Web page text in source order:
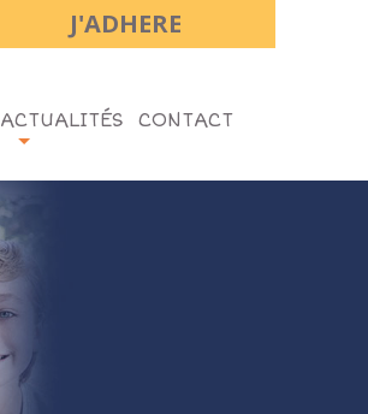
J'ADHERE
ACTUALITÉS CONTACT